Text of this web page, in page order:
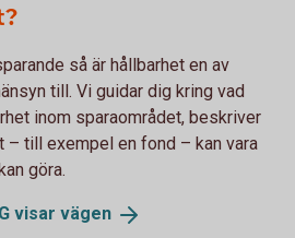
så är hållbarhet en av
till. Vi guidar dig kring vad
inom sparaområdet, beskriver
– till exempel en fond – kan vara
göra.
visar vägen